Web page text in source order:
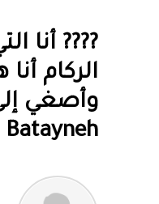
???? أنا
الركام
Batayneh